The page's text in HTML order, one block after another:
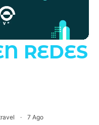
REDES
· 7 Ago